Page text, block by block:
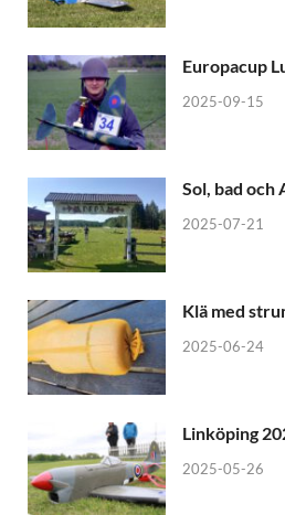
Europacup
2025-09-15
Sol, bad och
2025-07-21
Klä med
2025-06-24
Linköping
2025-05-26